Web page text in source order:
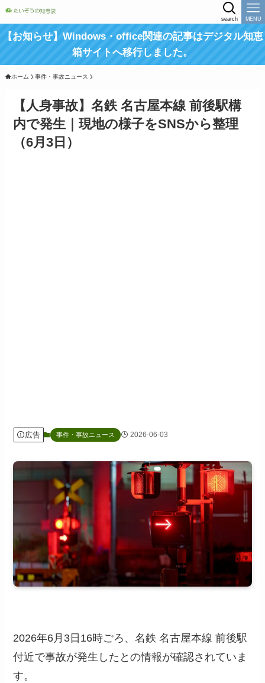
search MENU
【お知らせ】Windows・office関連の記事はデジタル知恵
箱サイトへ移行しました。
ホーム 事件・事故ニュース
【人身事故】名鉄 名古屋本線 前後駅構
内で発生｜現地の様子をSNSから整理
（6月3日）
広告 事件・事故ニュース 2026-06-03
2026年6月3日16時ごろ、名鉄 名古屋本線 前後駅
付近で事故が発生したとの情報が確認されていま
す。